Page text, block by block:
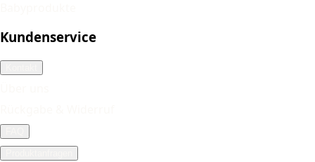
Kundenservice